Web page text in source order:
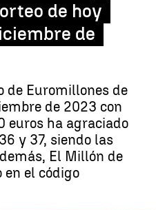
de hoy
de
de Euromillones de
de 2023 con
euros ha agraciado
y 37, siendo las
El Millón de
en el código